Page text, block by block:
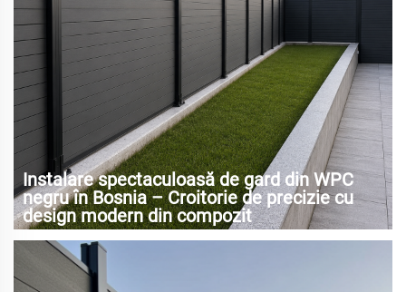
Instalare spectaculoasă de gard din WPC
negru în Bosnia – Croitorie de precizie cu
design modern din compozit